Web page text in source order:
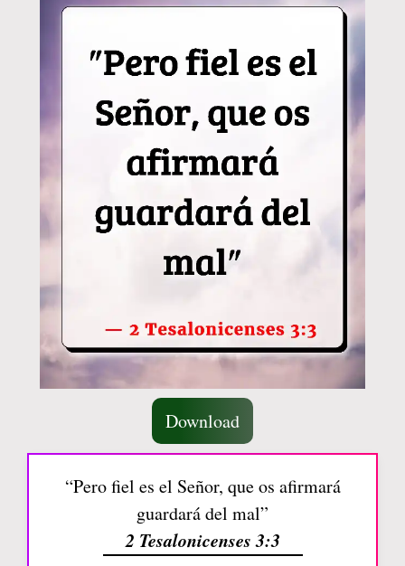
Download
“Pero fiel es el Señor, que os afirmará
guardará del mal”
2 Tesalonicenses 3:3